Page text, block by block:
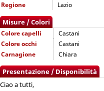
Regione
Lazio
Misure / Colori
Colore capelli
Castani
Colore occhi
Castani
Carnagione
Chiara
Presentazione / Disponibilità
Ciao a tutti,